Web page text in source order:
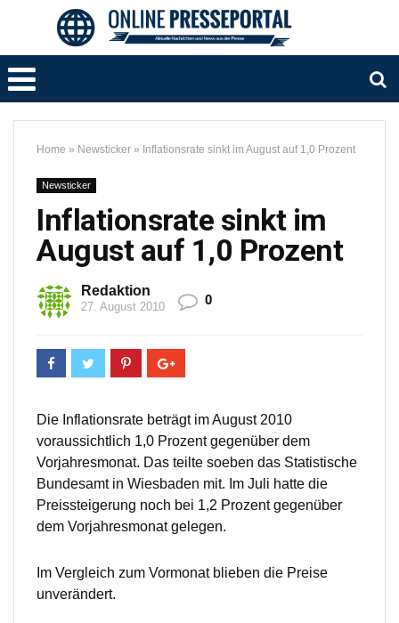
Home » Newsticker » Inflationsrate sinkt im August auf 1,0 Prozent
Newsticker
Inflationsrate sinkt im
August auf 1,0 Prozent
Redaktion
27. August 2010 0
Die Inflationsrate beträgt im August 2010
voraussichtlich 1,0 Prozent gegenüber dem
Vorjahresmonat. Das teilte soeben das Statistische
Bundesamt in Wiesbaden mit. Im Juli hatte die
Preissteigerung noch bei 1,2 Prozent gegenüber
dem Vorjahresmonat gelegen.
Im Vergleich zum Vormonat blieben die Preise
unverändert.